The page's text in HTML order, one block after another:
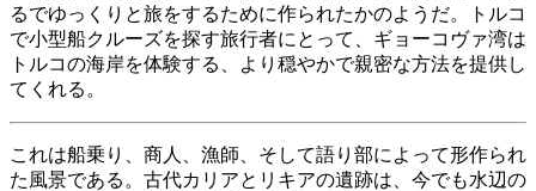
るでゆっくりと旅をするために作られたかのようだ。トルコ
で小型船クルーズを探す旅行者にとって、ギョーコヴァ湾は
トルコの海岸を体験する、より穏やかで親密な方法を提供し
てくれる。
これは船乗り、商人、漁師、そして語り部によって形作られ
た風景である。古代カリアとリキアの遺跡は、今でも水辺の